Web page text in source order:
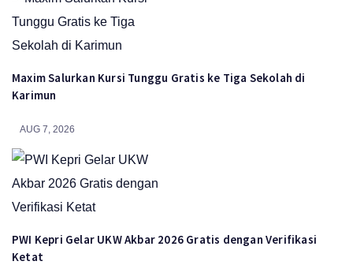
Maxim Salurkan Kursi Tunggu Gratis ke Tiga Sekolah di
Karimun
AUG 7, 2026
PWI Kepri Gelar UKW Akbar 2026 Gratis dengan Verifikasi
Ketat